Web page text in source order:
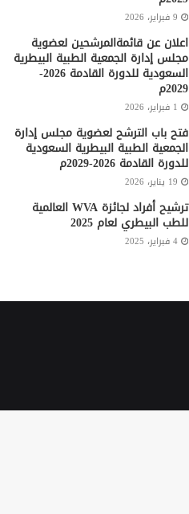
9 فبراير، 2026
اعلان عن قائمةالمرشحين لعضوية
مجلس إدارة الجمعية الطبية البيطرية
السعودية للدورة القادمة 2026-
2029م
1 فبراير، 2026
فتح باب الترشح لعضوية مجلس إدارة
الجمعية الطبية البيطرية السعودية
للدورة القادمة 2026-2029م
19 يناير، 2026
ترشيح أفراد لجائزة WVA العالمية
للطب البيطري لعام 2025
4 فبراير، 2025